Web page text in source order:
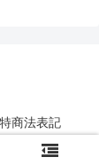
商法表記